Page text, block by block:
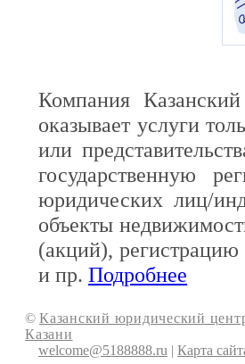
Компания
оказывает услуги
или
государственную
юридических лиц/
объекты
(акций), регистрацию
и пр. Подробнее
© Казанский юридический
Казани
welcome@5188888.ru | Карта